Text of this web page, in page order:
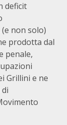
deficit
non solo)
prodotta dal
penale,
Grillini e ne